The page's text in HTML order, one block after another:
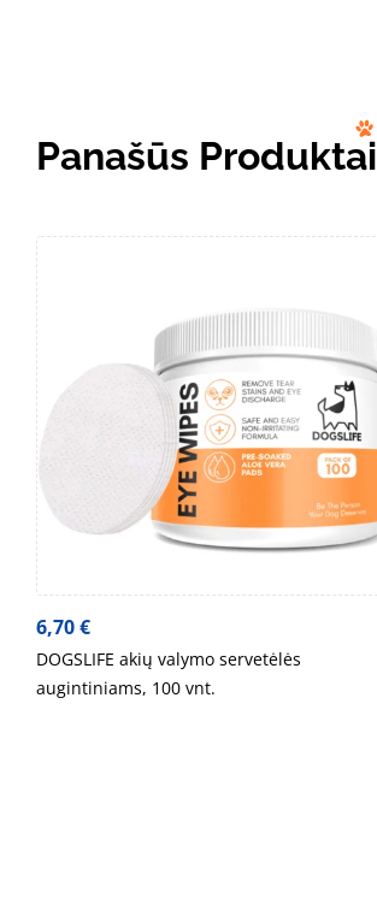
Panašūs Produktai
6,70€
DOGSLIFE akių valymo servetėlės
augintiniams, 100 vnt.